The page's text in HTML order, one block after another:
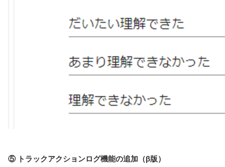
⑤ トラックアクションログ機能の追加（β版）